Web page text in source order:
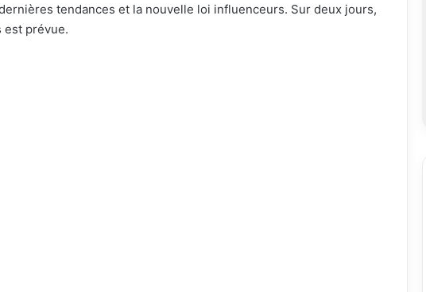
tendances et la nouvelle loi influenceurs. Sur deux jours,
est prévue.